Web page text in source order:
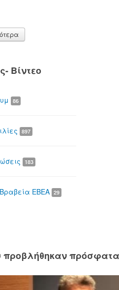
Βίντεο
86
897
183
ΕΒΕΑ 29
προβλήθηκαν πρόσφατα